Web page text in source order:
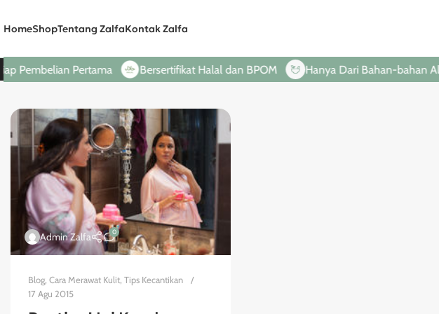
HomeShopTentang ZalfaKontak Zalfa
Pertama Bersertifikat Halal dan BPOM Hanya Dari Bahan-bahan Alami
Admin Zalfa 0
Blog, Cara Merawat Kulit, Tips Kecantikan
17 Agu 2015